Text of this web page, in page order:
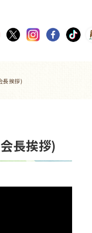
長挨拶)
長挨拶)